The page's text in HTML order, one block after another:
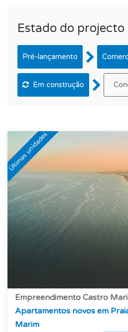
Estado do projecto
Pré-lançamento
Em construção
Últimas unidades
Empreendimento Castro
Apartamentos novos em
Marim